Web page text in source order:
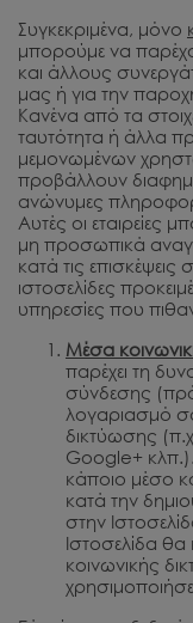
Συγκεκριμένα, μόνο
μπορούμε να
και άλλους
μας ή για την
Κανένα από τα
ταυτότητα ή άλλα
μεμονωμένων
προβάλλουν
ανώνυμες
Αυτές οι εταιρείες
μη προσωπικά
κατά τις
ιστοσελίδες
υπηρεσίες που
Μέσα
παρέχει τη
σύνδεσης
λογαριασμό
δικτύωσης
Google+ κλπ.).
κάποιο μέσο
κατά την
στην
Ιστοσελίδα θα
κοινωνικής